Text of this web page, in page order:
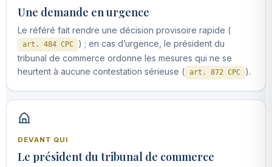
Une demande en urgence
Le référé fait rendre une décision provisoire rapide (
art. 484 CPC
) ; en cas d’urgence, le président du
tribunal de commerce ordonne les mesures qui ne se
heurtent à aucune contestation sérieuse ( art. 872 CPC ).
DEVANT QUI
Le président du tribunal de commerce